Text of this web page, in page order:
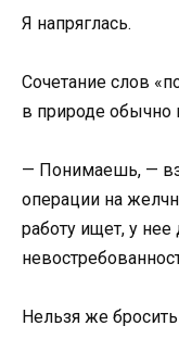
Я напряглась.
Сочетание слов
в природе обычно
— Понимаешь, —
операции на
работу ищет, у
Нельзя же